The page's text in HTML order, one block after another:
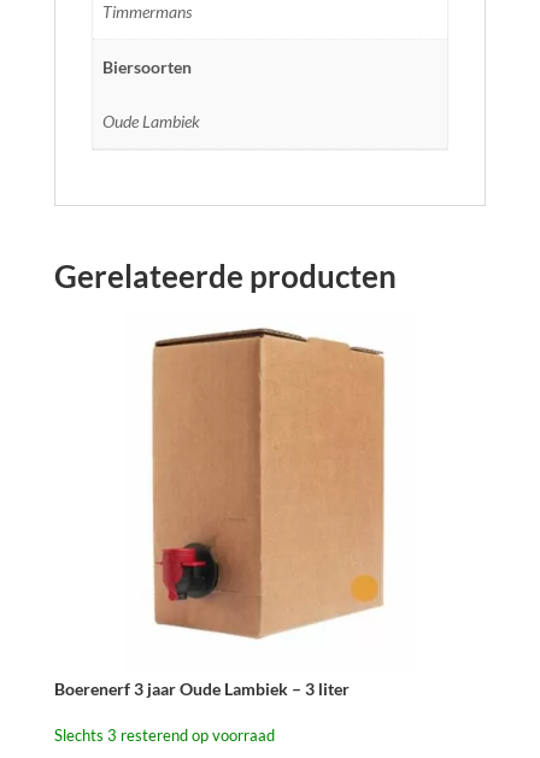
Timmermans
Biersoorten
Oude Lambiek
Gerelateerde producten
Boerenerf 3 jaar Oude Lambiek – 3 liter
Slechts 3 resterend op voorraad